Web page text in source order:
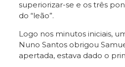
superiorizar-se e os três
do “leão”.
Logo nos minutos iniciais,
Nuno Santos obrigou
apertada, estava dado o